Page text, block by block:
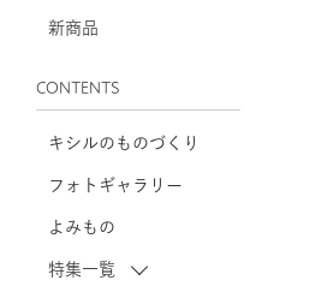
新商品
CONTENTS
キシルのものづくり
フォトギャラリー
よみもの
特集一覧